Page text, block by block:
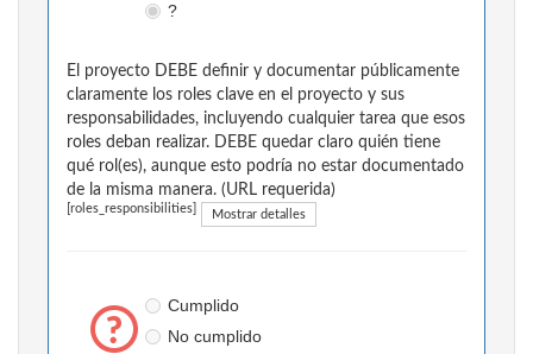
?
El proyecto DEBE definir y documentar públicamente
claramente los roles clave en el proyecto y sus
responsabilidades, incluyendo cualquier tarea que esos
roles deban realizar. DEBE quedar claro quién tiene
qué rol(es), aunque esto podría no estar documentado
de la misma manera. (URL requerida)
[roles_responsibilities] Mostrar detalles
Cumplido
No cumplido